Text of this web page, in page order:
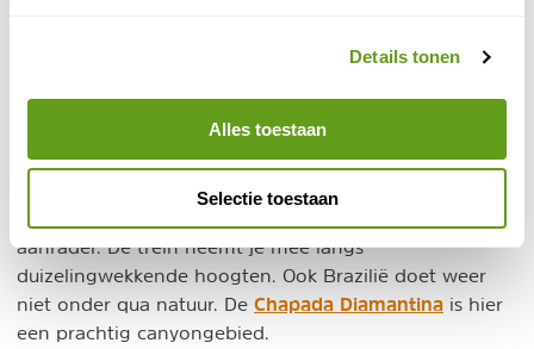
Details tonen
Alles toestaan
Selectie toestaan
aanrader. De trein neemt je mee langs
duizelingwekkende hoogten. Ook Brazilië doet weer
niet onder qua natuur. De Chapada Diamantina is hier
een prachtig canyongebied.